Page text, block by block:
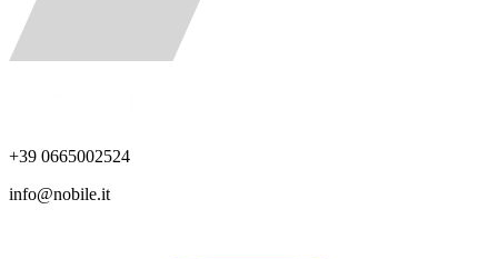
+39 0665002524
info@nobile.it